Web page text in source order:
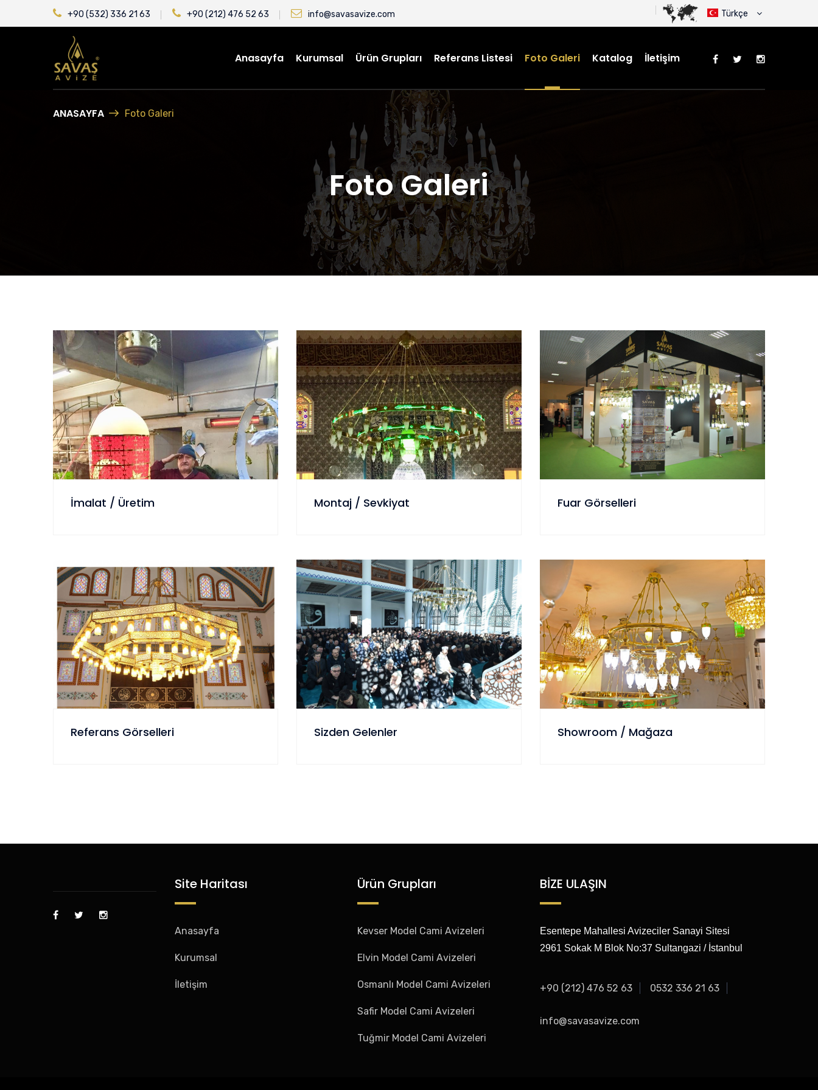
+90 (532) 336 21 63 +90 (212) 476 52 63 info@savasavize.com Türkçe
Anasayfa Kurumsal Ürün Grupları Referans Listesi Foto Galeri Katalog İletişim
ANASAYFA Foto Galeri
Foto Galeri
İmalat / Üretim Montaj / Sevkiyat Fuar Görselleri
Referans Görselleri Sizden Gelenler Showroom / Mağaza
Site Haritası
Anasayfa
Kurumsal
İletişim
Ürün Grupları
Kevser Model Cami Avizeleri
Elvin Model Cami Avizeleri
Osmanlı Model Cami Avizeleri
Safir Model Cami Avizeleri
Tuğmir Model Cami Avizeleri
BİZE ULAŞIN
Esentepe Mahallesi Avizeciler Sanayi Sitesi
2961 Sokak M Blok No:37 Sultangazi / İstanbul
+90 (212) 476 52 63 0532 336 21 63
info@savasavize.com